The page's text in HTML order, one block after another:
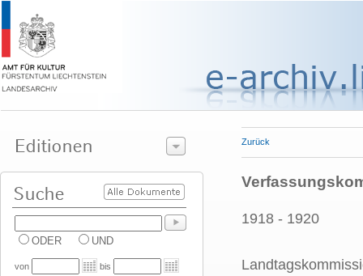
ODER UND
von bis
Zurück
1918 - 1920